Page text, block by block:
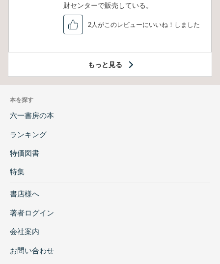
財センターで販売している。
2人がこのレビューにいいね！しました
もっと見る
本を探す
六一書房の本
ランキング
特価図書
特集
書店様へ
著者ログイン
会社案内
お問い合わせ